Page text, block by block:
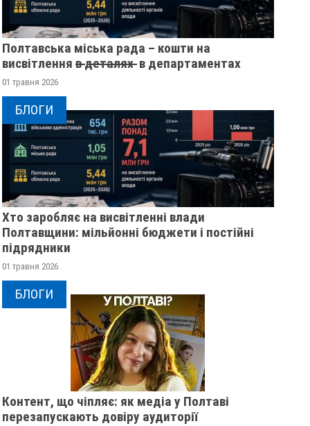
У ПОЛТАВСЬКІЙ ОБЛАСТІ
РОЗШУКУЮТЬ 82-РІЧНУ
ГАННУ МЕРКОТАН
0
ПОЛІЦІЯ
РОЗШУКУЄ 69-
МИХАЙЛА УДОДА
Полтавська міська рада – кошти на
висвітлення в̶ ̶д̶е̶т̶а̶л̶я̶х̶ ̶ в департаментах
01 травня 2026
БЛОГИ
Хто заробляє на висвітленні влади
Полтавщини: мільйонні бюджети і постійні
підрядники
01 травня 2026
БЛОГИ
Контент, що чіпляє: як медіа у Полтаві
перезапускають довіру аудиторії